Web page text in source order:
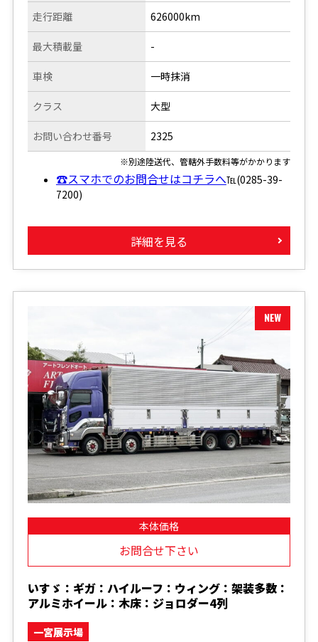
走行距離 626000km
最大積載量
車検
クラス
お問い合わせ番号
-
一時抹消
大型
2325
※別途陸送代、管轄外手数料等がかかります
☎スマホでのお問合せはコチラへ℡(0285-39-
7200)
詳細を見る
本体価格
お問合せ下さい
いすゞ：ギガ：ハイルーフ：ウィング：架装多数：
アルミホイール：木床：ジョロダー4列
一宮展示場